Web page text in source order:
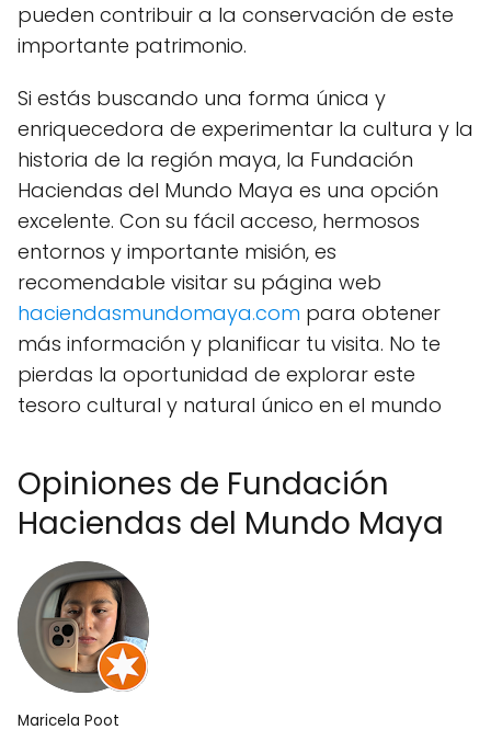
pueden contribuir a la conservación de este
importante patrimonio.
Si estás buscando una forma única y
enriquecedora de experimentar la cultura y la
historia de la región maya, la Fundación
Haciendas del Mundo Maya es una opción
excelente. Con su fácil acceso, hermosos
entornos y importante misión, es
recomendable visitar su página web
haciendasmundomaya.com para obtener
más información y planificar tu visita. No te
pierdas la oportunidad de explorar este
tesoro cultural y natural único en el mundo
Opiniones de Fundación
Haciendas del Mundo Maya
Maricela Poot